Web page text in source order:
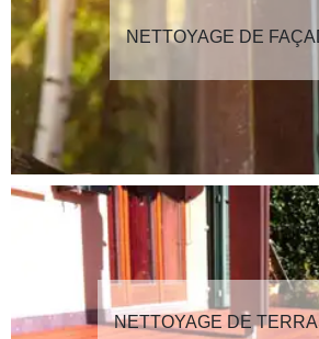
NETTOYAGE DE
NETTOYAGE DE